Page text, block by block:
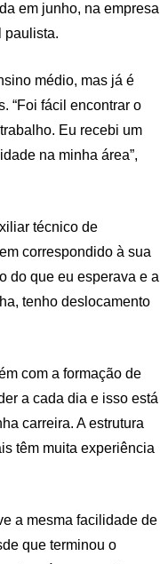
em junho, na empresa
paulista.
médio, mas já é
“Foi fácil encontrar o
Eu recebi um
na minha área”,
técnico de
correspondido à sua
do que eu esperava e a
tenho deslocamento
com a formação de
a cada dia e isso está
carreira. A estrutura
têm muita experiência
a mesma facilidade de
que terminou o